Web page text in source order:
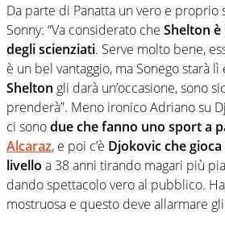
Da parte di Panatta un vero e proprio
Sonny: “Va considerato che Shelton
degli scienziati. Serve molto bene,
è un bel vantaggio, ma Sonego starà lì
Shelton gli darà un’occasione, sono
prenderà”. Meno ironico Adriano su
ci sonodue che fanno uno sport a
Alcaraz, e poi c’è Djokovic che
livello a 38 anni tirando magari più
dando spettacolo vero al pubblico.
mostruosa e questo deve allarmare gli